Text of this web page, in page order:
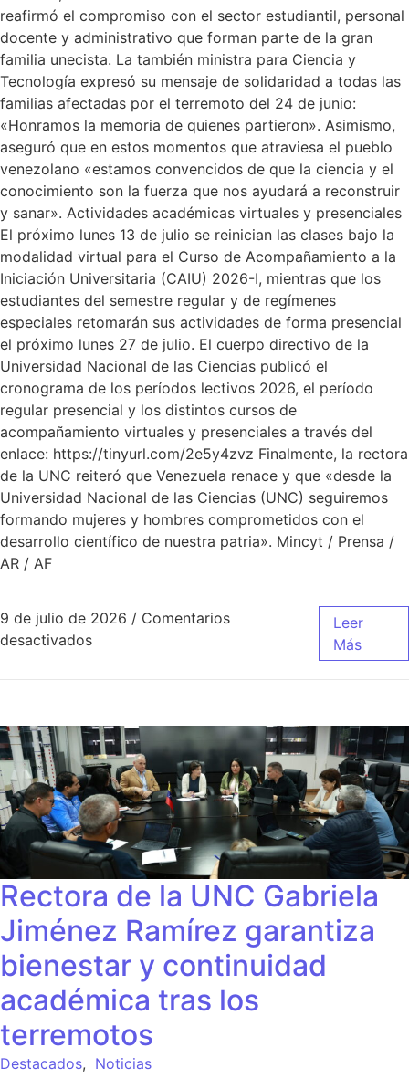
reafirmó el compromiso con el sector estudiantil, personal
docente y administrativo que forman parte de la gran
familia unecista. La también ministra para Ciencia y
Tecnología expresó su mensaje de solidaridad a todas las
familias afectadas por el terremoto del 24 de junio:
«Honramos la memoria de quienes partieron». Asimismo,
aseguró que en estos momentos que atraviesa el pueblo
venezolano «estamos convencidos de que la ciencia y el
conocimiento son la fuerza que nos ayudará a reconstruir
y sanar». Actividades académicas virtuales y presenciales
El próximo lunes 13 de julio se reinician las clases bajo la
modalidad virtual para el Curso de Acompañamiento a la
Iniciación Universitaria (CAIU) 2026-I, mientras que los
estudiantes del semestre regular y de regímenes
especiales retomarán sus actividades de forma presencial
el próximo lunes 27 de julio. El cuerpo directivo de la
Universidad Nacional de las Ciencias publicó el
cronograma de los períodos lectivos 2026, el período
regular presencial y los distintos cursos de
acompañamiento virtuales y presenciales a través del
enlace: https://tinyurl.com/2e5y4zvz Finalmente, la rectora
de la UNC reiteró que Venezuela renace y que «desde la
Universidad Nacional de las Ciencias (UNC) seguiremos
formando mujeres y hombres comprometidos con el
desarrollo científico de nuestra patria». Mincyt / Prensa /
AR / AF
9 de julio de 2026 / Comentarios
desactivados
Leer
Más
Rectora de la UNC Gabriela
Jiménez Ramírez garantiza
bienestar y continuidad
académica tras los
terremotos
Destacados, Noticias